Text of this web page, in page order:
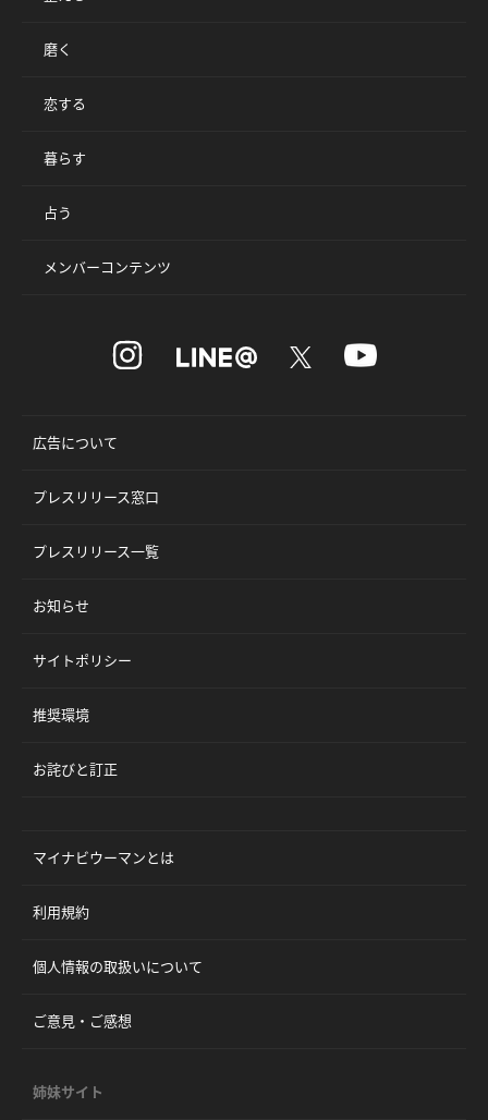
磨く
恋する
暮らす
占う
メンバーコンテンツ
広告について
プレスリリース窓口
プレスリリース一覧
お知らせ
サイトポリシー
推奨環境
お詫びと訂正
マイナビウーマンとは
利用規約
個人情報の取扱いについて
ご意見・ご感想
姉妹サイト